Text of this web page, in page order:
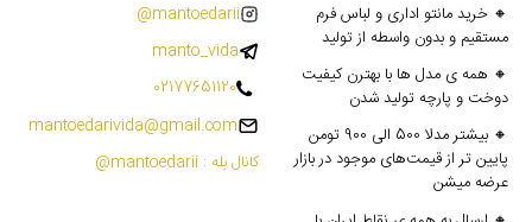
🔸 خرید مانتو اداری و لباس فرم
مستقیم و بدون واسطه از تولید
🔸 همه ی مدل ها با بهترن کیفیت
دوخت و پارچه تولید شدن
🔸 بیشتر مدلا 500 الی 900 تومن
پایین تر از قیمت‌های موجود در بازار
عرضه میشن
mantoedarii@
manto_vida
02177651120
mantoedarivida@gmail.com
کانال بله : mantoedarii@